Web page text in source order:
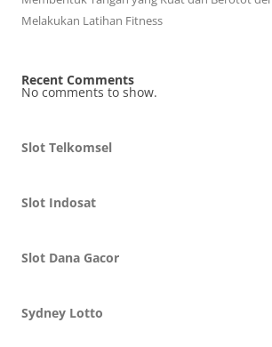
Melakukan Latihan Fitness
Recent Comments
No comments to show.
Slot Telkomsel
Slot Indosat
Slot Dana Gacor
Sydney Lotto